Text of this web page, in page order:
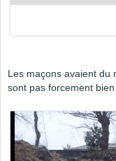
Les maçons avaient du
sont pas forcement